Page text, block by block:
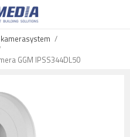
/
GGM IPSS344DL50